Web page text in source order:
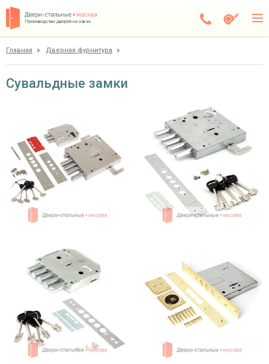
Производство дверей на заказ
Установка
Галерея
Акции
Покупателям
Контакты
Ежедневно с 08:00 до 24:00
+7 (495) 409-24-70
Главная Дверная фурнитура
Сувальдные замки